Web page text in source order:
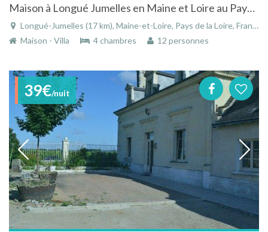
Maison à Longué Jumelles en Maine et Loire au Pays de la Loire en pierre de tuffeau
Longué-Jumelles (17 km), Maine-et-Loire, Pays de la Loire, France
Maison - Villa
4 chambres 12 personnes
39€/nuit